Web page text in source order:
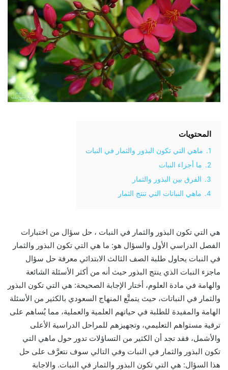
المحتويات
1.
ماهي التي تكون البذور والثمار في النبات
2.
ما أجزاء النبات
3.
الفرق بين البذور والثمار
4.
ماهي النباتات التي تنتج الثمار
هي التي تكون البذور والثمار في النبات ، حل سؤال من اختبارات
الفصل الدراسي الأول والسؤال هو: ما هي التي تكون البذور والثمار
في النبات يحاول طلبة الصف الثالث الابتدائي معرفة حل سؤال
ماجزء النبات الذي ينتج البذور حيث أنه من أكثر الأسئلة الشائعة
والهامة في مادة العلوم، أختار الإجابة الصحيحة: هي التي تكون البذور
والثمار في النباتات، حيث يتمتَّع المنهاج السعودي بالكثير من الأسئلة
الهامة والمفيدة للطلبة في حياتهم العلمية والعملية، مما يُساهم على
ترقية مستواهم التعليمي، وتجهيزهم للمراحل الدراسية الأعلى
والأشمل، فقد تجد أن الكثير من التساؤلات تدور حول ماهي التي
تكون البذور والثمار في النبات وفي التالي سوف نتعرَّف على حل
هذا السؤال: هي التي تكون البذور والثمار في النبات. والاجابة